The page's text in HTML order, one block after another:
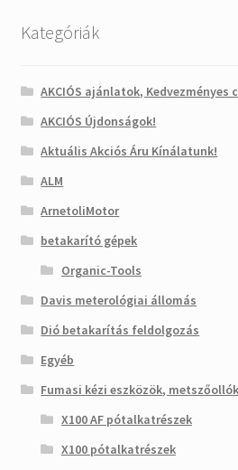
Kategóriák
AKCIÓS ajánlatok, Kedvezményes
AKCIÓS Újdonságok!
Aktuális Akciós Áru Kínálatunk!
ALM
ArnetoliMotor
betakarító gépek
Organic-Tools
Davis meterológiai állomás
Dió betakarítás feldolgozás
Egyéb
Fumasi kézi eszközök,
X100 AF pótalkatrészek
X100 pótalkatrészek